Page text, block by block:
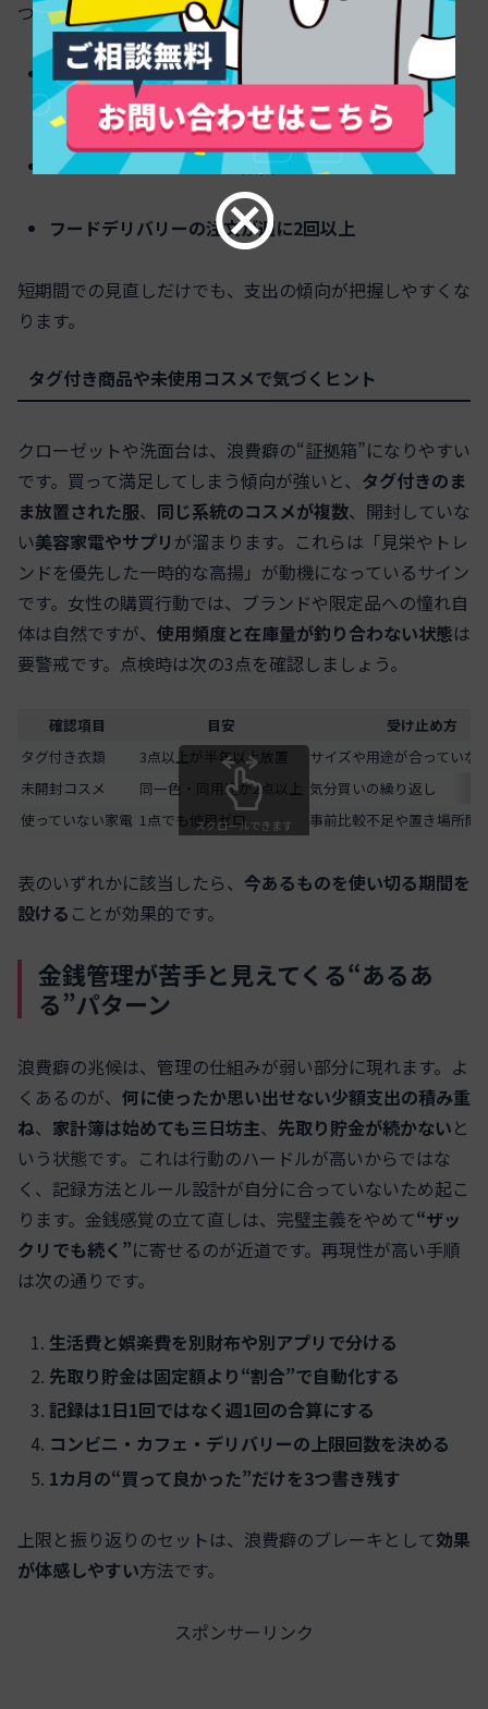
つ以上当てはまるなら、見直す価値があります。
コンビニ・スーパーに目的なしで立ち寄る回数が多
い
セールで予定外の品を複数買うことがある
フードデリバリーの注文が週に2回以上
短期間での見直しだけでも、支出の傾向が把握しやすくな
ります。
タグ付き商品や未使用コスメで気づくヒント
クローゼットや洗面台は、浪費癖の“証拠箱”になりやすい
です。買って満足してしまう傾向が強いと、 タグ付きのま
ま放置された服、 同じ系統のコスメが複数、開封していな
い美容家電やサプリ が溜まります。これらは「見栄やトレ
ンドを優先した一時的な高揚」が動機になっているサイン
です。女性の購買行動では、ブランドや限定品への憧れ自
体は自然ですが、 使用頻度と在庫量が釣り合わない状態は
要警戒です。点検時は次の3点を確認しましょう。
確認項目 目安
受け止め方
タグ付き衣類
3点以上が半年以上放置
サイズや用途が合っていな
未開封コスメ
同一色・同用途が2点以上 気分買いの繰り返し
使っていない家電 1点でも使用ゼロ 事前比較不足や置き場所問
スクロールできます
表のいずれかに該当したら、 今あるものを使い切る期間を
設ける ことが効果的です。
金銭管理が苦手と見えてくる“あるあ
る”パターン
浪費癖の兆候は、管理の仕組みが弱い部分に現れます。よ
くあるのが、 何に使ったか思い出せない少額支出の積み重
ね、 家計簿は始めても三日坊主、 先取り貯金が続かないと
いう状態です。これは行動のハードルが高いからではな
く、記録方法とルール設計が自分に合っていないため起こ
ります。金銭感覚の立て直しは、完璧主義をやめて“ザッ
クリでも続く”に寄せるのが近道です。再現性が高い手順
は次の通りです。
生活費と娯楽費を別財布や別アプリで分ける
先取り貯金は固定額より“割合”で自動化する
記録は1日1回ではなく週1回の合算にする
コンビニ・カフェ・デリバリーの上限回数を決める
1カ月の“買って良かった”だけを3つ書き残す
上限と振り返りのセットは、浪費癖のブレーキとして効果
が体感しやすい方法です。
スポンサーリンク